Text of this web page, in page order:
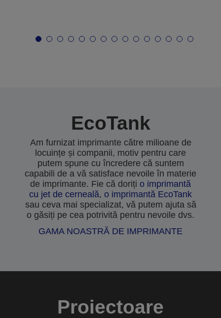
EcoTank
Am furnizat imprimante către milioane de
locuințe și companii, motiv pentru care
putem spune cu încredere că suntem
capabili de a vă satisface nevoile în materie
de imprimante. Fie că doriți o imprimantă
cu jet de cerneală, o imprimantă EcoTank
sau ceva mai specializat, vă putem ajuta să
o găsiți pe cea potrivită pentru nevoile dvs.
GAMA NOASTRĂ DE IMPRIMANTE
Proiectoare